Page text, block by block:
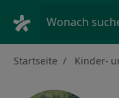
Wonach
Startseite Kinder-